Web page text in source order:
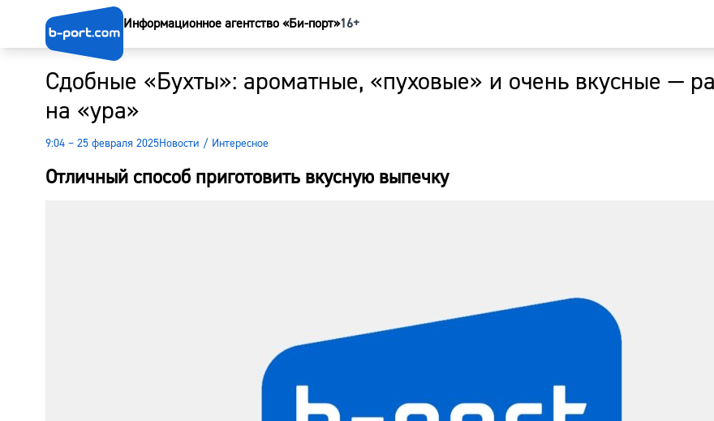
Информационное агентство «Би-порт»16+
Сдобные «Бухты»: ароматные, «пуховые» и очень вкусные —
на «ура»
9:04 – 25 февраля 2025Новости / Интересное
Отличный способ приготовить вкусную выпечку
Главная
Курсы